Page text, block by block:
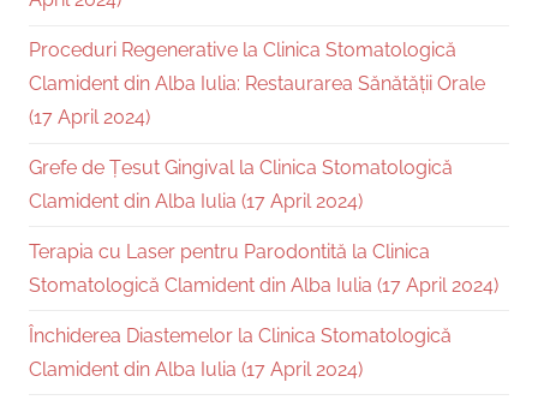
Proceduri Regenerative la Clinica Stomatologică
Clamident din Alba Iulia: Restaurarea Sănătății Orale
(17 April 2024)
Grefe de Țesut Gingival la Clinica Stomatologică
Clamident din Alba Iulia (17 April 2024)
Terapia cu Laser pentru Parodontită la Clinica
Stomatologică Clamident din Alba Iulia (17 April 2024)
Închiderea Diastemelor la Clinica Stomatologică
Clamident din Alba Iulia (17 April 2024)